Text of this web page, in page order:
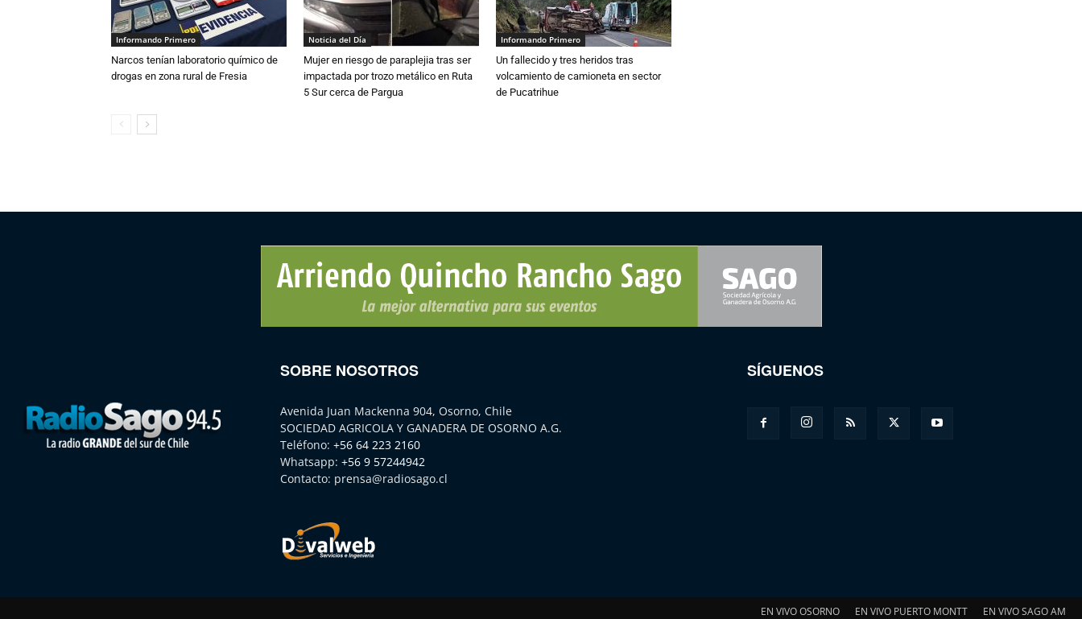
Informando Primero
Narcos tenían laboratorio químico de
drogas en zona rural de Fresia
Noticia del Día
Mujer en riesgo de paraplejia tras ser
impactada por trozo metálico en Ruta
5 Sur cerca de Pargua
Informando Primero
Un fallecido y tres heridos tras
volcamiento de camioneta en sector
de Pucatrihue
SOBRE NOSOTROS
Avenida Juan Mackenna 904, Osorno, Chile
SOCIEDAD AGRICOLA Y GANADERA DE OSORNO A.G.
Teléfono: +56 64 223 2160
Whatsapp: +56 9 57244942
Contacto: prensa@radiosago.cl
SÍGUENOS
EN VIVO OSORNO EN VIVO PUERTO MONTT EN VIVO SAGO AM